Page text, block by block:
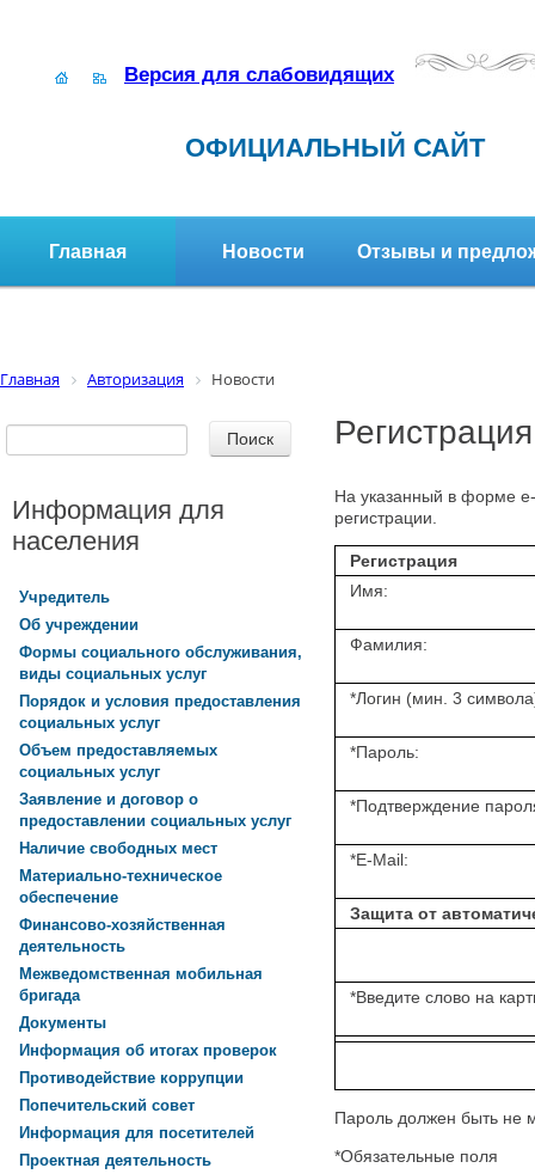
Версия для слабовидящих
ОФИЦИАЛЬНЫЙ САЙТ
Главная Новости Отзывы и
Главная Авторизация Новости
Регистрация
На указанный в форме
регистрации.
Регистрация
Имя:
Фамилия:
*Логин (мин. 3
*Пароль:
*Подтверждение
*E-Mail:
Защита от
*Введите слово на
Пароль должен быть не
*Обязательные поля
Информация для
населения
Учредитель
Об учреждении
Формы социального обслуживания,
виды социальных услуг
Порядок и условия предоставления
социальных услуг
Объем предоставляемых
социальных услуг
Заявление и договор о
предоставлении социальных услуг
Наличие свободных мест
Материально-техническое
обеспечение
Финансово-хозяйственная
деятельность
Межведомственная мобильная
бригада
Документы
Информация об итогах проверок
Противодействие коррупции
Попечительский совет
Информация для посетителей
Проектная деятельность